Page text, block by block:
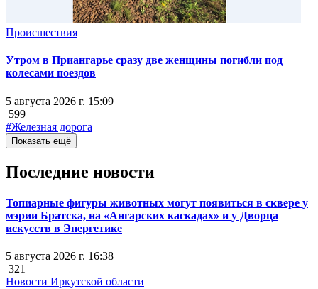
Происшествия
Утром в Приангарье сразу две женщины погибли под
колесами поездов
5 августа 2026 г. 15:09
599
#Железная дорога
Показать ещё
Последние новости
Топиарные фигуры животных могут появиться в сквере у
мэрии Братска, на «Ангарских каскадах» и у Дворца
искусств в Энергетике
5 августа 2026 г. 16:38
321
Новости Иркутской области